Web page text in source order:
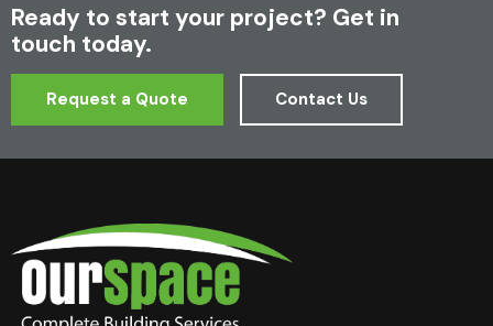
Ready to start your project? Get in
touch today.
Request a Quote Contact Us